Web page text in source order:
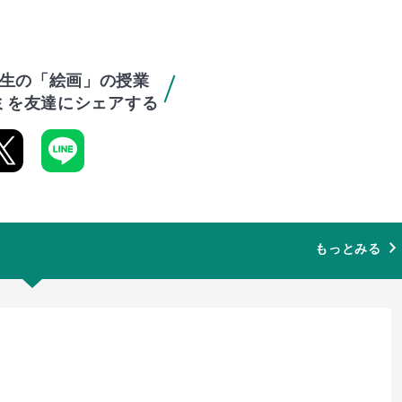
の「絵画」の授業
を友達にシェアする
もっとみる